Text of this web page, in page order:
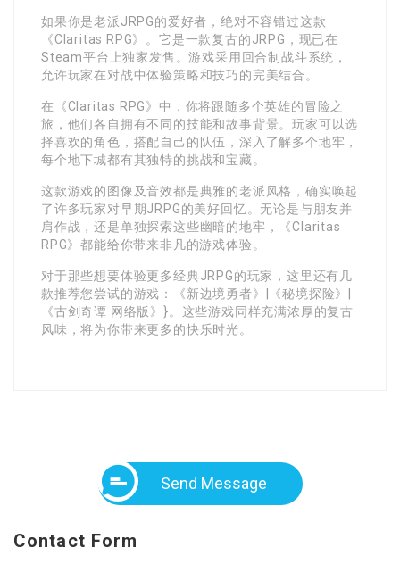
如果你是老派JRPG的爱好者，绝对不容错过这款
《Claritas RPG》。它是一款复古的JRPG，现已在
Steam平台上独家发售。游戏采用回合制战斗系统，
允许玩家在对战中体验策略和技巧的完美结合。
在《Claritas RPG》中，你将跟随多个英雄的冒险之
旅，他们各自拥有不同的技能和故事背景。玩家可以选
择喜欢的角色，搭配自己的队伍，深入了解多个地牢，
每个地下城都有其独特的挑战和宝藏。
这款游戏的图像及音效都是典雅的老派风格，确实唤起
了许多玩家对早期JRPG的美好回忆。无论是与朋友并
肩作战，还是单独探索这些幽暗的地牢，《Claritas
RPG》都能给你带来非凡的游戏体验。
对于那些想要体验更多经典JRPG的玩家，这里还有几
款推荐您尝试的游戏：《新边境勇者》|《秘境探险》|
《古剑奇谭·网络版》}。这些游戏同样充满浓厚的复古
风味，将为你带来更多的快乐时光。
Send Message
Contact Form